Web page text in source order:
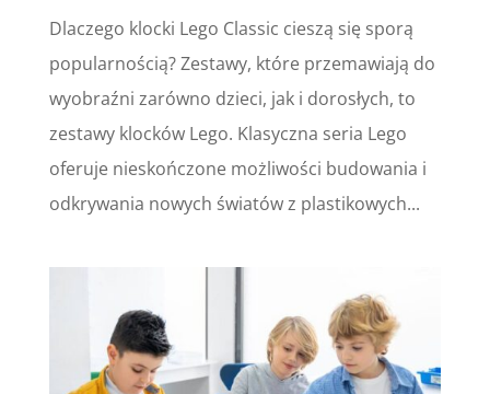
Dlaczego klocki Lego Classic cieszą się sporą
popularnością? Zestawy, które przemawiają do
wyobraźni zarówno dzieci, jak i dorosłych, to
zestawy klocków Lego. Klasyczna seria Lego
oferuje nieskończone możliwości budowania i
odkrywania nowych światów z plastikowych...